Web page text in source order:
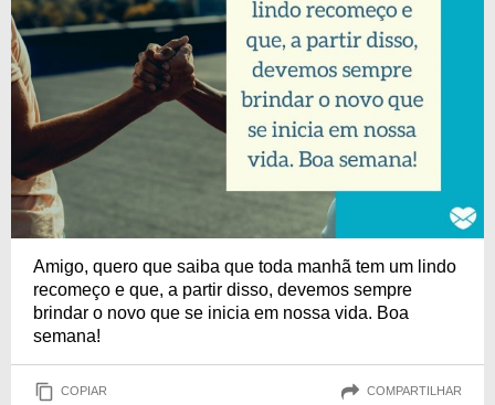
Amigo, quero que saiba que toda manhã tem um lindo
recomeço e que, a partir disso, devemos sempre
brindar o novo que se inicia em nossa vida. Boa
semana!
COPIAR COMPARTILHAR